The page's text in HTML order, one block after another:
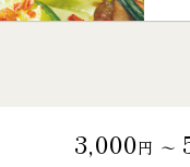
3,000円 〜